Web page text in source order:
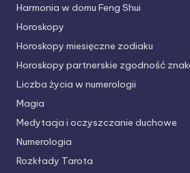
Harmonia w domu Feng Shui
Horoskopy
Horoskopy miesięczne zodiaku
Horoskopy partnerskie zgodność
Liczba życia w numerologii
Magia
Medytacja i oczyszczanie duchowe
Numerologia
Rozkłady Tarota